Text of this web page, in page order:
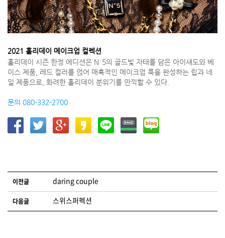
2021 홀리데이 메이크업 컬렉션
홀리데이 시즌 한정 에디션은 N°5의 골드빛 자태를 담은 아이섀도와 베
이스 제품, 레드 컬러를 얹어 매혹적인 메이크업 룩을 완성하는 립과 네
일 제품으로, 화려한 홀리데이 분위기를 만끽할 수 있다.
문의 080-332-2700
글 네비게이션
이전글 daring couple
다음글 스위스퍼펙션